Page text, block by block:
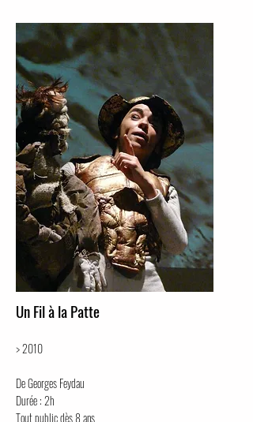
Un Fil à la Patte
> 2010
De Georges Feydau
Durée : 2h
Tout public dès 8 ans